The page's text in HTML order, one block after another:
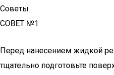
Советы
СОВЕТ №1
Перед нанесением жидкой
тщательно подготовьте